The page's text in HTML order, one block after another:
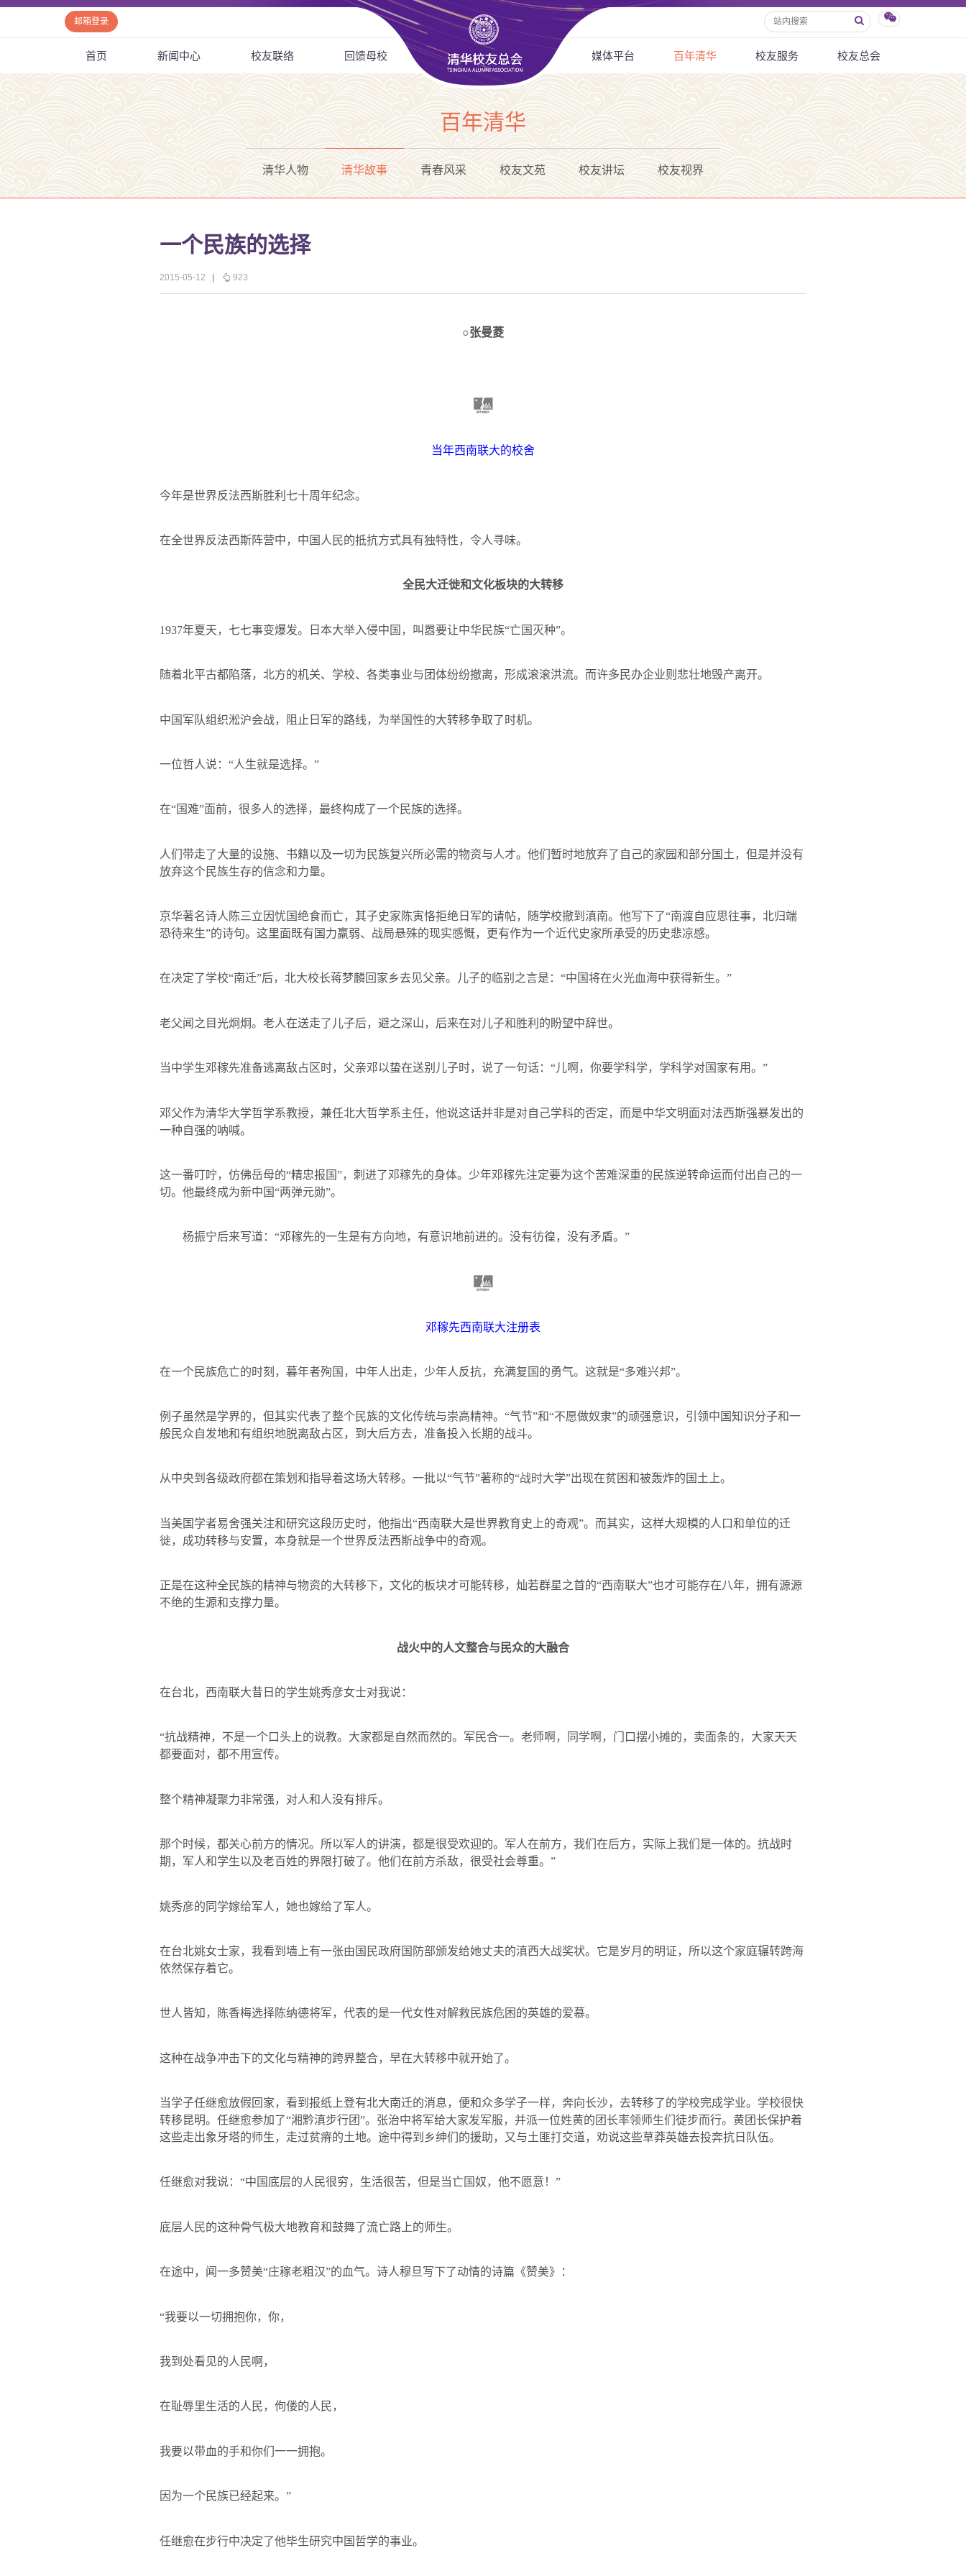
邮箱登录
首页 新闻中心 校友联络 回馈母校 媒体平台 百年清华 校友服务 校友总会
百年清华
清华人物 清华故事 青春风采 校友文苑 校友讲坛 校友视界
一个民族的选择
2015-05-12 923
○张曼菱
当年西南联大的校舍
今年是世界反法西斯胜利七十周年纪念。
在全世界反法西斯阵营中，中国人民的抵抗方式具有独特性，令人寻味。
全民大迁徙和文化板块的大转移
1937年夏天，七七事变爆发。日本大举入侵中国，叫嚣要让中华民族“亡国灭种”。
随着北平古都陷落，北方的机关、学校、各类事业与团体纷纷撤离，形成滚滚洪流。而许多民办企业则悲壮地毁产离开。
中国军队组织淞沪会战，阻止日军的路线，为举国性的大转移争取了时机。
一位哲人说：“人生就是选择。”
在“国难”面前，很多人的选择，最终构成了一个民族的选择。
人们带走了大量的设施、书籍以及一切为民族复兴所必需的物资与人才。他们暂时地放弃了自己的家园和部分国土，但是并没有
放弃这个民族生存的信念和力量。
京华著名诗人陈三立因忧国绝食而亡，其子史家陈寅恪拒绝日军的请帖，随学校撤到滇南。他写下了“南渡自应思往事，北归端
恐待来生”的诗句。这里面既有国力羸弱、战局悬殊的现实感慨，更有作为一个近代史家所承受的历史悲凉感。
在决定了学校“南迁”后，北大校长蒋梦麟回家乡去见父亲。儿子的临别之言是：“中国将在火光血海中获得新生。”
老父闻之目光炯炯。老人在送走了儿子后，避之深山，后来在对儿子和胜利的盼望中辞世。
当中学生邓稼先准备逃离敌占区时，父亲邓以蛰在送别儿子时，说了一句话：“儿啊，你要学科学，学科学对国家有用。”
邓父作为清华大学哲学系教授，兼任北大哲学系主任，他说这话并非是对自己学科的否定，而是中华文明面对法西斯强暴发出的
一种自强的呐喊。
这一番叮咛，仿佛岳母的“精忠报国”，刺进了邓稼先的身体。少年邓稼先注定要为这个苦难深重的民族逆转命运而付出自己的一
切。他最终成为新中国“两弹元勋”。
杨振宁后来写道：“邓稼先的一生是有方向地，有意识地前进的。没有彷徨，没有矛盾。”
邓稼先西南联大注册表
在一个民族危亡的时刻，暮年者殉国，中年人出走，少年人反抗，充满复国的勇气。这就是“多难兴邦”。
例子虽然是学界的，但其实代表了整个民族的文化传统与崇高精神。“气节”和“不愿做奴隶”的顽强意识，引领中国知识分子和一
般民众自发地和有组织地脱离敌占区，到大后方去，准备投入长期的战斗。
从中央到各级政府都在策划和指导着这场大转移。一批以“气节”著称的“战时大学”出现在贫困和被轰炸的国土上。
当美国学者易舍强关注和研究这段历史时，他指出“西南联大是世界教育史上的奇观”。而其实，这样大规模的人口和单位的迁
徙，成功转移与安置，本身就是一个世界反法西斯战争中的奇观。
正是在这种全民族的精神与物资的大转移下，文化的板块才可能转移，灿若群星之首的“西南联大”也才可能存在八年，拥有源源
不绝的生源和支撑力量。
战火中的人文整合与民众的大融合
在台北，西南联大昔日的学生姚秀彦女士对我说：
“抗战精神，不是一个口头上的说教。大家都是自然而然的。军民合一。老师啊，同学啊，门口摆小摊的，卖面条的，大家天天
都要面对，都不用宣传。
整个精神凝聚力非常强，对人和人没有排斥。
那个时候，都关心前方的情况。所以军人的讲演，都是很受欢迎的。军人在前方，我们在后方，实际上我们是一体的。抗战时
期，军人和学生以及老百姓的界限打破了。他们在前方杀敌，很受社会尊重。”
姚秀彦的同学嫁给军人，她也嫁给了军人。
在台北姚女士家，我看到墙上有一张由国民政府国防部颁发给她丈夫的滇西大战奖状。它是岁月的明证，所以这个家庭辗转跨海
依然保存着它。
世人皆知，陈香梅选择陈纳德将军，代表的是一代女性对解救民族危困的英雄的爱慕。
这种在战争冲击下的文化与精神的跨界整合，早在大转移中就开始了。
当学子任继愈放假回家，看到报纸上登有北大南迁的消息，便和众多学子一样，奔向长沙，去转移了的学校完成学业。学校很快
转移昆明。任继愈参加了“湘黔滇步行团”。张治中将军给大家发军服，并派一位姓黄的团长率领师生们徒步而行。黄团长保护着
这些走出象牙塔的师生，走过贫瘠的土地。途中得到乡绅们的援助，又与土匪打交道，劝说这些草莽英雄去投奔抗日队伍。
任继愈对我说：“中国底层的人民很穷，生活很苦，但是当亡国奴，他不愿意！”
底层人民的这种骨气极大地教育和鼓舞了流亡路上的师生。
在途中，闻一多赞美“庄稼老粗汉”的血气。诗人穆旦写下了动情的诗篇《赞美》：
“我要以一切拥抱你，你，
我到处看见的人民啊，
在耻辱里生活的人民，佝偻的人民，
我要以带血的手和你们一一拥抱。
因为一个民族已经起来。”
任继愈在步行中决定了他毕生研究中国哲学的事业。